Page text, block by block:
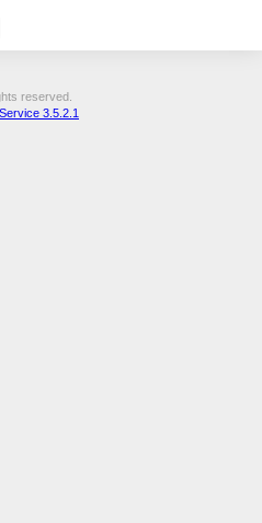
reserved.
3.5.2.1